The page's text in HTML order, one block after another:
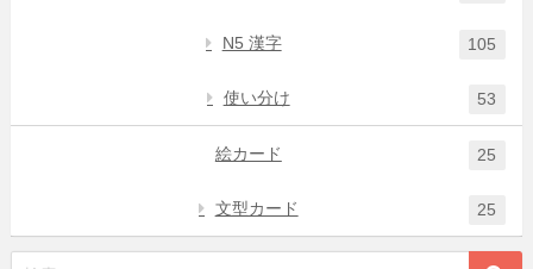
N5 漢字 105
使い分け 53
絵カード 25
文型カード 25